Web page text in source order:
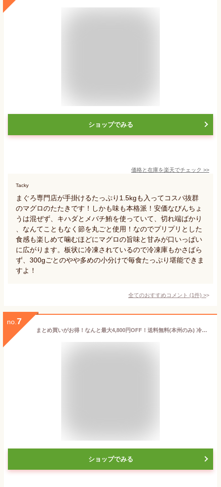
ショップでみる
価格と在庫を楽天でチェック >>
Tacky
まぐろ専門店が手掛けるたっぷり1.5kgも入ってコスパ抜群
のマグロのたたきです！しかも味も本格派！安価なびんちょ
うは混ぜず、キハダとメバチ鮪を使っていて、切れ端ばかり
、なんてこともなく節を丸ごと使用！なのでプリプリとした
食感も楽しめて噛むほどにマグロの旨味と甘みが口いっぱい
に広がります。板状に冷凍されているので冷凍庫もかさばら
ず、300gごとのやや多めの小分けで毎食たっぷり堪能できま
すよ！
全てのおすすめコメント (1件) >
no. 7
まとめ買いがお得！なんと最大4,800円OFF！送料無料(本州のみ) 冷凍 焼津港 天然 マグロ「まぐろたたき100gx2~10パック」 鮪 小分け ネギトロ 丼 まぐろのたたき 丼の具 おうちごはん ご飯のお供 ギフト さかな
ショップでみる